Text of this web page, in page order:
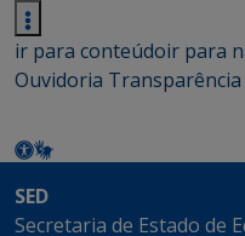
ir para conteúdoir para
Ouvidoria Transparência
SED
Secretaria de Estado de